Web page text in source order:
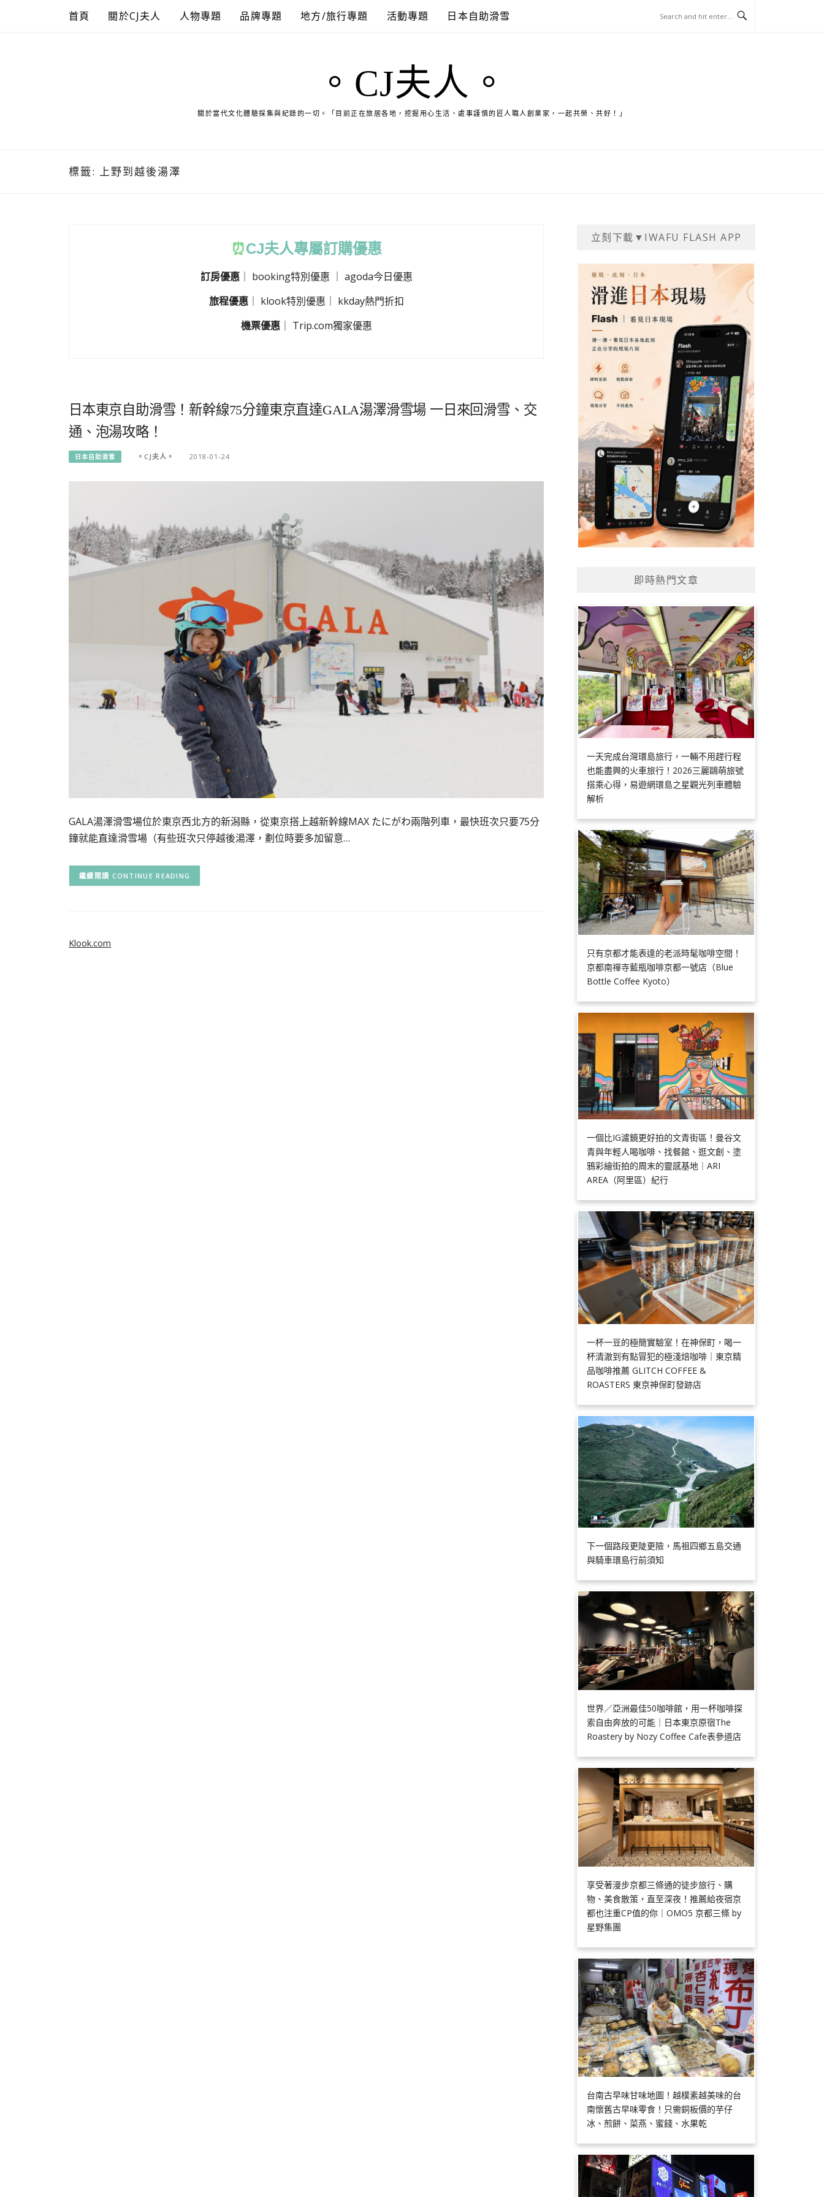
首頁 關於CJ夫人 人物專題 品牌專題 地方/旅行專題 活動專題 日本自助滑雪
。CJ夫人。
關於當代文化體驗採集與紀錄的一切。「目前正在旅居各地，挖掘用心生活、處事謹慎的匠人職人創業家，一起共榮、共好！」
標籤: 上野到越後湯澤
⏰CJ夫人專屬訂購優惠
訂房優惠｜ booking特別優惠
agoda今日優惠
旅程優惠｜ klook特別優惠
kkday熱門折扣
機票優惠｜ Trip.com獨家優惠
日本東京自助滑雪！新幹線75分鐘東京直達GALA湯澤滑雪場 一日來回滑雪、交
通、泡湯攻略！
日本自助滑雪 。CJ夫人。 2018-01-24
GALA湯澤滑雪場位於東京西北方的新潟縣，從東京搭上越新幹線MAX たにがわ兩階列車，最快班次只要75分
鐘就能直達滑雪場（有些班次只停越後湯澤，劃位時要多加留意…
CONTINUE READING
立刻下載▼IWAFU FLASH APP
即時熱門文章
一天完成台灣環島旅行，一輛不用趕行程
也能盡興的火車旅行！2026三麗鷗萌旅號
搭乘心得，易遊網環島之星觀光列車體驗
解析
只有京都才能表達的老派時髦咖啡空間！
京都南禪寺藍瓶咖啡京都一號店（Blue
Bottle Coffee Kyoto）
一個比IG濾鏡更好拍的文青街區！曼谷文
青與年輕人喝咖啡、找餐館、逛文創、塗
鴉彩繪街拍的周末的靈感基地｜ARI
AREA（阿里區）紀行
一杯一豆的極簡實驗室！在神保町，喝一
杯清澈到有點冒犯的極淺焙咖啡｜東京精
品咖啡推薦 GLITCH COFFEE &
ROASTERS 東京神保町發跡店
下一個路段更陡更險，馬祖四鄉五島交通
與騎車環島行前須知
世界／亞洲最佳50咖啡館，用一杯咖啡探
索自由奔放的可能｜日本東京原宿The
Roastery by Nozy Coffee Cafe表參道店
享受著漫步京都三條通的徒步旅行、購
物、美食散策，直至深夜！推薦給夜宿京
都也注重CP值的你｜OMO5 京都三條 by
星野集團
台南古早味甘味地圖！越樸素越美味的台
南懷舊古早味零食！只需銅板價的芋仔
冰、煎餅、菜燕、蜜餞、水果乾
Klook.com